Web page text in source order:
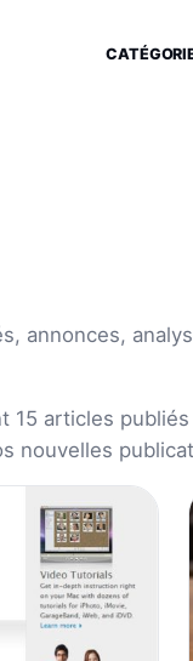
annonces,
articles
nouvelles